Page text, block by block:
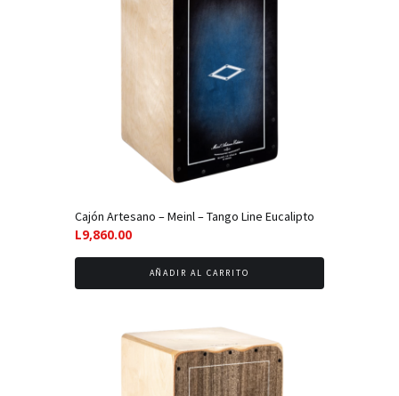
Cajón Artesano – Meinl – Tango Line Eucalipto
L9,860.00
AÑADIR AL CARRITO